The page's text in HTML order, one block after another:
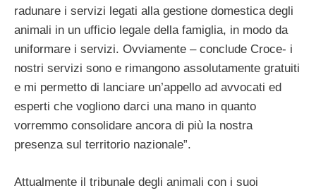
radunare i servizi legati alla gestione domestica degli
animali in un ufficio legale della famiglia, in modo da
uniformare i servizi. Ovviamente – conclude Croce- i
nostri servizi sono e rimangono assolutamente gratuiti
e mi permetto di lanciare un’appello ad avvocati ed
esperti che vogliono darci una mano in quanto
vorremmo consolidare ancora di più la nostra
presenza sul territorio nazionale”.
Attualmente il tribunale degli animali con i suoi